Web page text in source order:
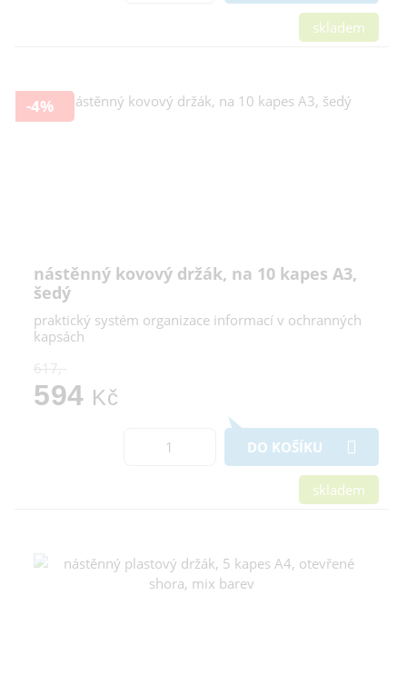
skladem
-4%
nástěnný kovový držák, na 10 kapes A3,
šedý
praktický systém organizace informací v ochranných
kapsách
617,-
594 Kč
DO KOŠÍKU
skladem